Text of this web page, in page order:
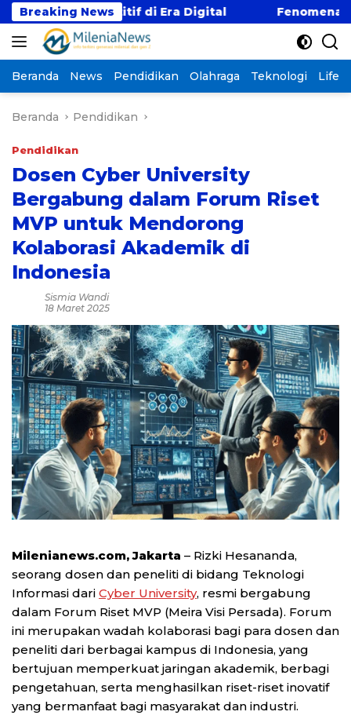
Langsung
ke
konten
Breaking News
di Era Digital Fenomena “Kabur Aja
Beranda News Pendidikan Olahraga Teknologi
Beranda Pendidikan
Pendidikan
Dosen Cyber University
Bergabung dalam Forum Riset
MVP untuk Mendorong
Kolaborasi Akademik di
Indonesia
Sismia Wandi
18 Maret 2025
Milenianews.com, Jakarta – Rizki Hesananda,
seorang dosen dan peneliti di bidang Teknologi
Informasi dari Cyber University, resmi bergabung
dalam Forum Riset MVP (Meira Visi Persada). Forum
ini merupakan wadah kolaborasi bagi para dosen dan
peneliti dari berbagai kampus di Indonesia, yang
bertujuan memperkuat jaringan akademik, berbagi
pengetahuan, serta menghasilkan riset-riset inovatif
yang bermanfaat bagi masyarakat dan industri.